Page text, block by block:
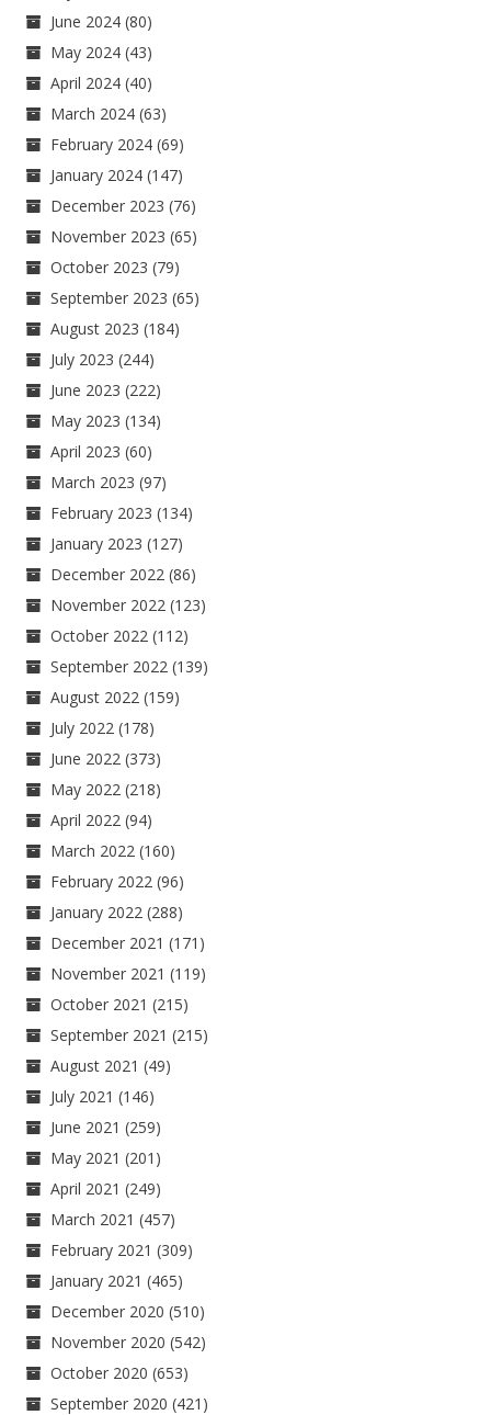
June 2024 (80)
May 2024 (43)
April 2024 (40)
March 2024 (63)
February 2024 (69)
January 2024 (147)
December 2023 (76)
November 2023 (65)
October 2023 (79)
September 2023 (65)
August 2023 (184)
July 2023 (244)
June 2023 (222)
May 2023 (134)
April 2023 (60)
March 2023 (97)
February 2023 (134)
January 2023 (127)
December 2022 (86)
November 2022 (123)
October 2022 (112)
September 2022 (139)
August 2022 (159)
July 2022 (178)
June 2022 (373)
May 2022 (218)
April 2022 (94)
March 2022 (160)
February 2022 (96)
January 2022 (288)
December 2021 (171)
November 2021 (119)
October 2021 (215)
September 2021 (215)
August 2021 (49)
July 2021 (146)
June 2021 (259)
May 2021 (201)
April 2021 (249)
March 2021 (457)
February 2021 (309)
January 2021 (465)
December 2020 (510)
November 2020 (542)
October 2020 (653)
September 2020 (421)